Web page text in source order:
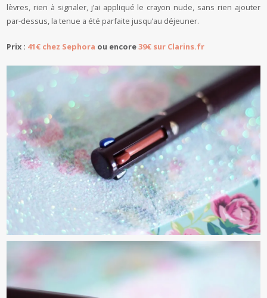
lèvres, rien à signaler, j’ai appliqué le crayon nude, sans rien ajouter
par-dessus, la tenue a été parfaite jusqu’au déjeuner.
Prix : 41€ chez Sephora ou encore39€ sur Clarins.fr